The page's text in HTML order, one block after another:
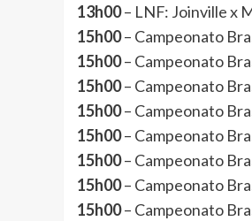
13h00– LNF: Joinville x
15h00– Campeonato
15h00– Campeonato
15h00– Campeonato
15h00– Campeonato
15h00– Campeonato
15h00– Campeonato
15h00– Campeonato
15h00– Campeonato